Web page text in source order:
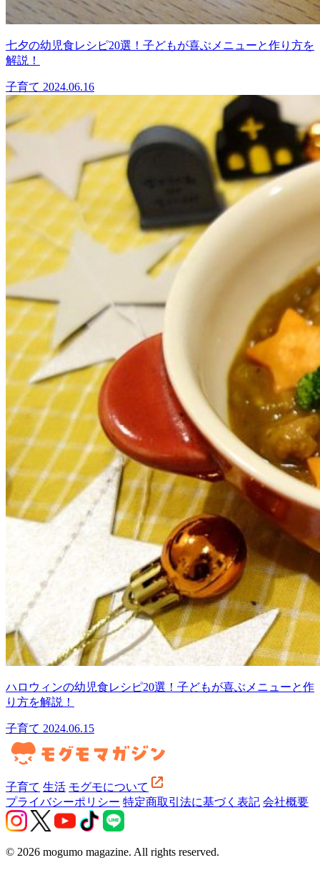
七夕の幼児食レシピ20選！子どもが喜ぶメニューと作り方を
解説！
子育て 2024.06.16
ハロウィンの幼児食レシピ20選！子どもが喜ぶメニューと作
り方を解説！
子育て 2024.06.15
子育て 生活 モグモについて
プライバシーポリシー 特定商取引法に基づく表記 会社概要
© 2026 mogumo magazine. All rights reserved.